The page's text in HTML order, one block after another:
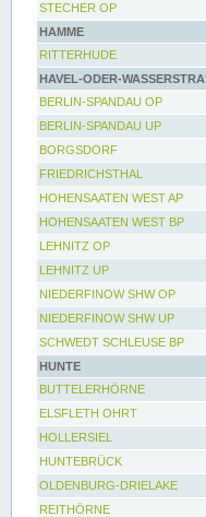
STECHER OP
HAMME
RITTERHUDE
HAVEL-ODER-
BERLIN-SPANDAU OP
BERLIN-SPANDAU UP
BORGSDORF
FRIEDRICHSTHAL
HOHENSAATEN WEST AP
HOHENSAATEN WEST BP
LEHNITZ OP
LEHNITZ UP
NIEDERFINOW SHW OP
NIEDERFINOW SHW UP
SCHWEDT SCHLEUSE BP
HUNTE
BUTTELERHÖRNE
ELSFLETH OHRT
HOLLERSIEL
HUNTEBRÜCK
OLDENBURG-DRIELAKE
REITHÖRNE